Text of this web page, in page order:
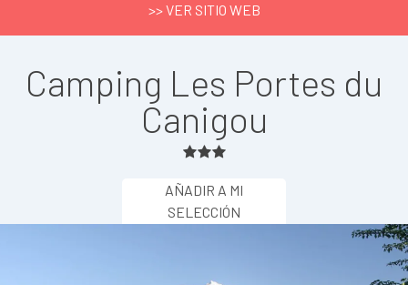
>> VER SITIO WEB
Camping Les Portes du
Canigou
AÑADIR A MI
SELECCIÓN